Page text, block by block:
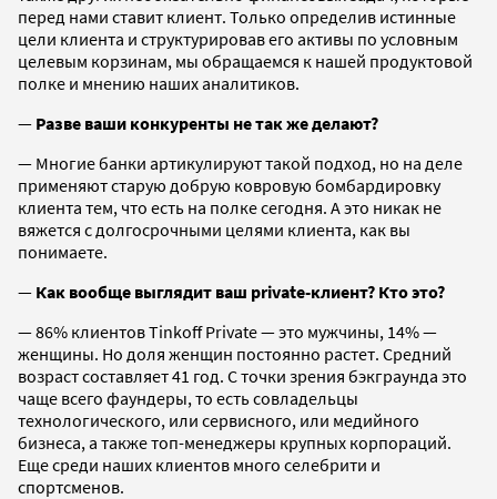
перед нами ставит клиент. Только определив истинные
цели клиента и структурировав его активы по условным
целевым корзинам, мы обращаемся к нашей продуктовой
полке и мнению наших аналитиков.
— Разве ваши конкуренты не так же делают?
— Многие банки артикулируют такой подход, но на деле
применяют старую добрую ковровую бомбардировку
клиента тем, что есть на полке сегодня. А это никак не
вяжется с долгосрочными целями клиента, как вы
понимаете.
— Как вообще выглядит ваш private-клиент? Кто это?
— 86% клиентов Tinkoff Private — это мужчины, 14% —
женщины. Но доля женщин постоянно растет. Средний
возраст составляет 41 год. С точки зрения бэкграунда это
чаще всего фаундеры, то есть совладельцы
технологического, или сервисного, или медийного
бизнеса, а также топ-менеджеры крупных корпораций.
Еще среди наших клиентов много селебрити и
спортсменов.